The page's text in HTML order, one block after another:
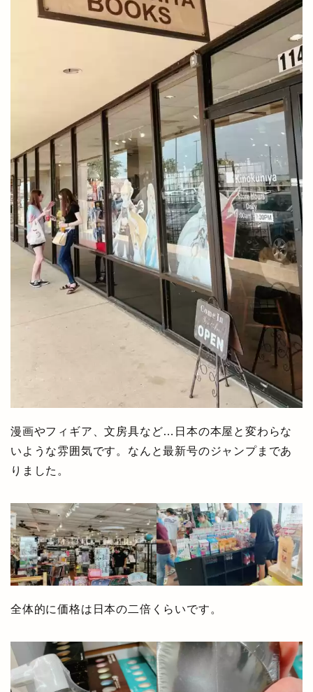
漫画やフィギア、文房具など…日本の本屋と変わらな
いような雰囲気です。なんと最新号のジャンプまであ
りました。
全体的に価格は日本の二倍くらいです。